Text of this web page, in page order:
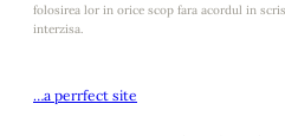
folosirea lor in orice scop fara acordul in
interzisa.
…a perrfect site